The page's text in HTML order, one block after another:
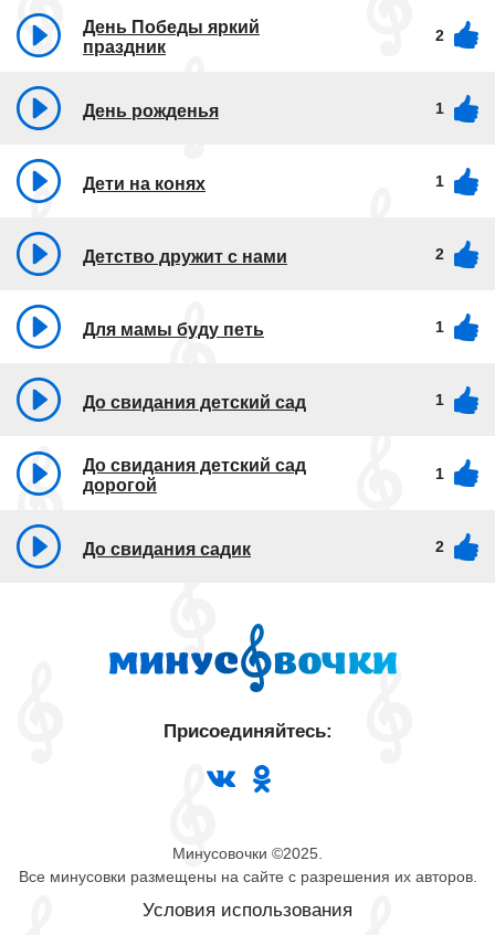
День Победы яркий
праздник
2
День рожденья 1
Дети на конях 1
Детство дружит с нами 2
Для мамы буду петь 1
До свидания детский сад 1
До свидания детский сад
дорогой
1
До свидания садик 2
Минусовочки ©2025.
Все минусовки размещены на сайте с разрешения их авторов.
Условия использования
Присоединяйтесь: